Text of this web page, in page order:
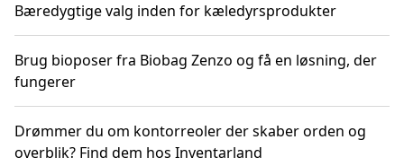
Bæredygtige valg inden for kæledyrsprodukter
Brug bioposer fra Biobag Zenzo og få en løsning, der
fungerer
Drømmer du om kontorreoler der skaber orden og
overblik? Find dem hos Inventarland